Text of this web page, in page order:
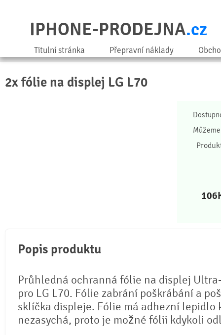
IPHONE-PRODEJNA.cz
Titulní stránka Přepravní náklady
2x fólie na displej LG L70
106
Popis produktu
Průhledná ochranná fólie na displej
pro LG L70. Fólie zabrání poškrábání a
sklíčka displeje. Fólie má adhezní lepidlo
nezasychá, proto je možné fólii kdykoli